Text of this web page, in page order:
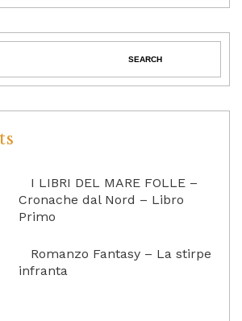
I LIBRI DEL MARE FOLLE –
Cronache dal Nord – Libro
Primo
Romanzo Fantasy – La stirpe
infranta